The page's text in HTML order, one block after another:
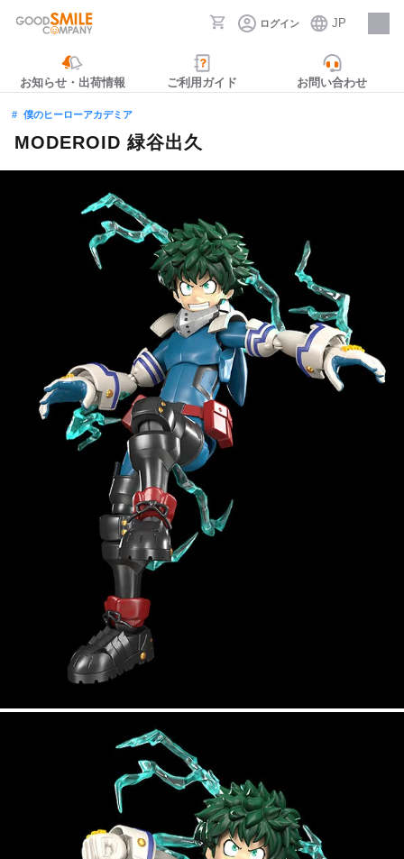
ログイン JP
採用情報
お知らせ・出荷情報 ご利用ガイド お問い合わせ
僕のヒーローアカデミア
MODEROID 緑谷出久